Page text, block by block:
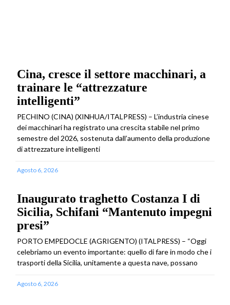
Cina, cresce il settore macchinari, a
trainare le “attrezzature
intelligenti”
PECHINO (CINA) (XINHUA/ITALPRESS) – L’industria cinese
dei macchinari ha registrato una crescita stabile nel primo
semestre del 2026, sostenuta dall’aumento della produzione
di attrezzature intelligenti
Agosto 6, 2026
Inaugurato traghetto Costanza I di
Sicilia, Schifani “Mantenuto impegni
presi”
PORTO EMPEDOCLE (AGRIGENTO) (ITALPRESS) – “Oggi
celebriamo un evento importante: quello di fare in modo che i
trasporti della Sicilia, unitamente a questa nave, possano
Agosto 6, 2026